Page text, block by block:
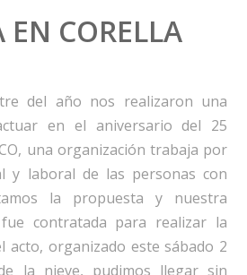
EN CORELLA
del año nos realizaron una
en el aniversario del 25
una organización trabaja por
y laboral de las personas con
la propuesta y nuestra
contratada para realizar la
acto, organizado este sábado 2
la nieve, pudimos llegar sin